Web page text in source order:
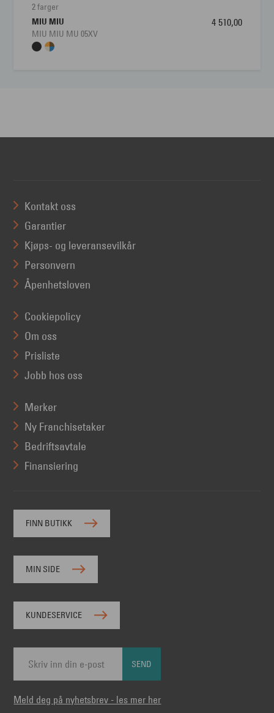
2 farger
MIU MIU
MIU MIU MU 05XV
4 510,00
Kontakt oss
Garantier
Kjøps- og leveransevilkår
Personvern
Åpenhetsloven
Cookiepolicy
Om oss
Prisliste
Jobb hos oss
Merker
Ny Franchisetaker
Bedriftsavtale
Finansiering
FINN BUTIKK
MIN SIDE
KUNDESERVICE
SEND
Meld deg på nyhetsbrev - les mer her